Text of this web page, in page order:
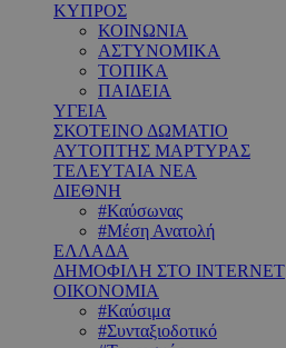
ΚΥΠΡΟΣ
ΚΟΙΝΩΝΙΑ
ΑΣΤΥΝΟΜΙΚΑ
ΤΟΠΙΚΑ
ΠΑΙΔΕΙΑ
ΥΓΕΙΑ
ΣΚΟΤΕΙΝΟ ΔΩΜΑΤΙΟ
ΑΥΤΟΠΤΗΣ ΜΑΡΤΥΡΑΣ
ΤΕΛΕΥΤΑΙΑ ΝΕΑ
ΔΙΕΘΝΗ
#Καύσωνας
#Μέση Ανατολή
ΕΛΛΑΔΑ
ΔΗΜΟΦΙΛΗ ΣΤΟ INTERNET
ΟΙΚΟΝΟΜΙΑ
#Καύσιμα
#Συνταξιοδοτικό